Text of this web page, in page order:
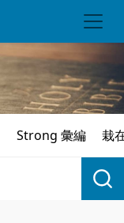
Strong 彙編 栽